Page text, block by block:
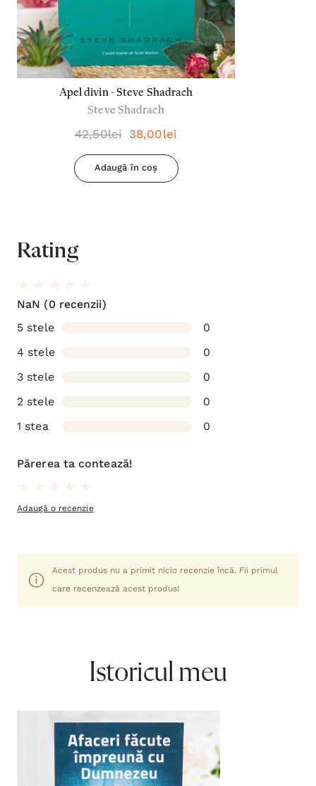
Apel divin - Steve Shadrach
Steve Shadrach
42,50lei 38,00lei
Adaugă în coș
Rating
NaN (0 recenzii)
5 stele
0
4 stele
0
3 stele
0
2 stele
0
1 stea
0
Părerea ta contează!
Adaugă o recenzie
Acest produs nu a primit nicio recenzie încă. Fii primul
care recenzează acest produs!
Istoricul meu